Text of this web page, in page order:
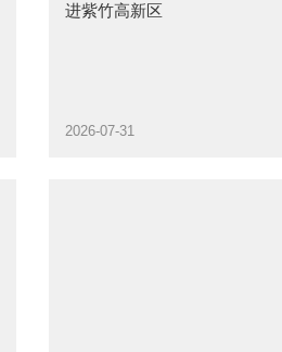
进紫竹高新区
2026-07-31